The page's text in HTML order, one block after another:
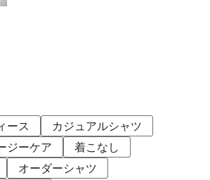
ース
カジュアルシャツ
ジーケア
着こなし
オーダーシャツ